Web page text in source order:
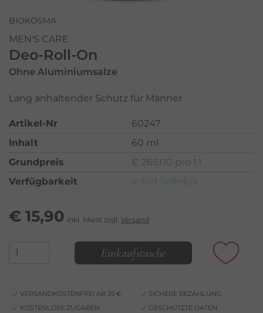
BIOKOSMA
MEN'S CARE
Deo-Roll-On
Ohne Aluminiumsalze
Lang anhaltender Schutz für Männer
Artikel-Nr
60247
Inhalt
60 ml
Grundpreis
€ 265,00 pro 1 l
Verfügbarkeit
sofort lieferbar
€ 15,90 inkl. Mwst zzgl. Versand
Einkaufstasche
VERSANDKOSTENFREI AB 25 €
SICHERE BEZAHLUNG
KOSTENLOSE ZUGABEN
GESCHÜTZTE DATEN